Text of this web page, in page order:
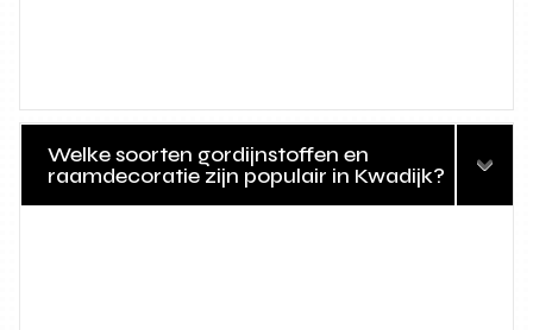
Welke soorten gordijnstoffen en
raamdecoratie zijn populair in Kwadijk?